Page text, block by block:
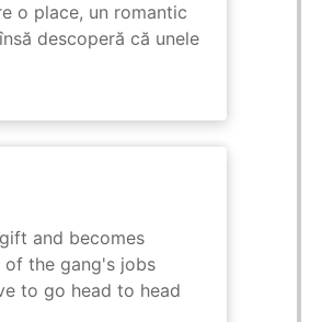
o place, un romantic
descoperă că unele
and becomes
of the gang's jobs
to go head to head